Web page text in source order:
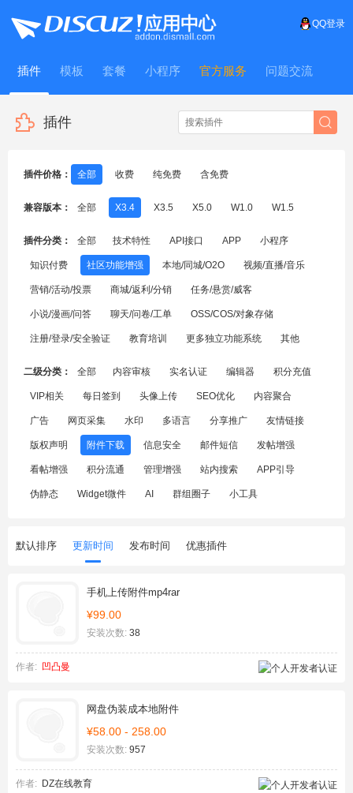
QQ登录
插件 模板 套餐 小程序 官方服务 问题交流
WitFrame
插件
插件价格： 全部 收费 纯免费 含免费
兼容版本： 全部 X3.4 X3.5 X5.0 W1.0 W1.5
插件分类： 全部 技术特性 API接口 APP 小程序
知识付费 社区功能增强 本地/同城/O2O 视频/直播/音乐
营销/活动/投票 商城/返利/分销 任务/悬赏/威客
小说/漫画/问答 聊天/问卷/工单 OSS/COS/对象存储
注册/登录/安全验证 教育培训 更多独立功能系统 其他
二级分类： 全部 内容审核 实名认证 编辑器 积分充值
VIP相关 每日签到 头像上传 SEO优化 内容聚合
广告 网页采集 水印 多语言 分享推广 友情链接
版权声明 附件下载 信息安全 邮件短信 发帖增强
看帖增强 积分流通 管理增强 站内搜索 APP引导
伪静态 Widget微件 AI 群组圈子 小工具
默认排序 更新时间 发布时间 优惠插件
手机上传附件mp4rar
¥99.00
安装次数: 38
作者: 凹凸曼
网盘伪装成本地附件
¥58.00 - 258.00
安装次数: 957
作者: DZ在线教育